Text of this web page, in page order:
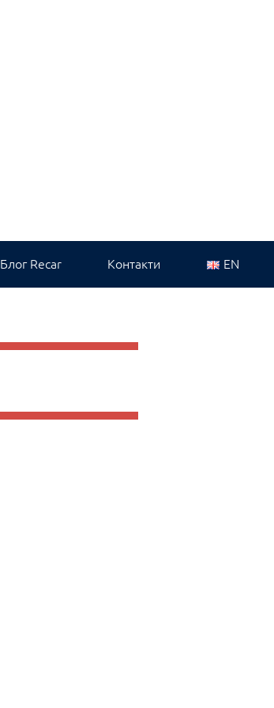
Блог Recar Контакти EN